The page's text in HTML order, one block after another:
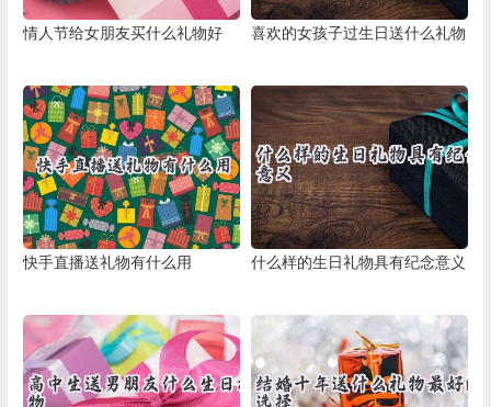
情人节给女朋友买什么礼物好 喜欢的女孩子过生日送什么礼物
快手直播送礼物有什么用 什么样的生日礼物具有纪念意义